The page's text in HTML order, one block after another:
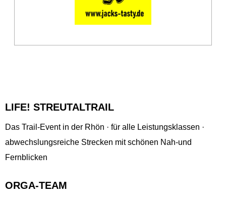
LIFE! STREUTALTRAIL
Das Trail-Event in der Rhön · für alle Leistungsklassen ·
abwechslungsreiche Strecken mit schönen Nah-und
Fernblicken
ORGA-TEAM